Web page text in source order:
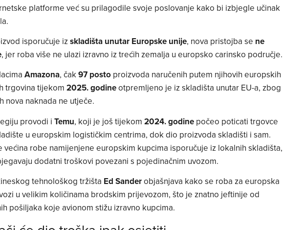
platforme već su prilagodile svoje poslovanje kako bi izbjegle učinak
isporučuje izskladišta unutar Europske unije, nova pristojba se ne
, jer roba više ne ulazi izravno iz trećih zemalja u europsko carinsko područje.
Amazona, čak97 postoproizvoda naručenih putem njihovih europskih
trgovina tijekom 2025. godineotpremljeno je iz skladišta unutar EU-a, zbog
nova naknada ne utječe.
provodi i Temu, koji je još tijekom 2024. godinepočeo poticati trgovce
u europskim logističkim centrima, dok dio proizvoda skladišti i sam.
većina robe namijenjene europskim kupcima isporučuje iz lokalnih skladišta,
dodatni troškovi povezani s pojedinačnim uvozom.
tehnološkog tržišta Ed Sanderobjašnjava kako se roba za europska
u velikim količinama brodskim prijevozom, što je znatno jeftinije od
pošiljaka koje avionom stižu izravno kupcima.